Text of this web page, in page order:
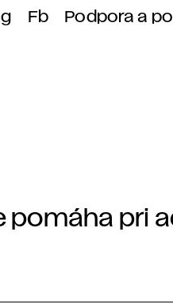
Ig Fb Podpora a
pomáha pri